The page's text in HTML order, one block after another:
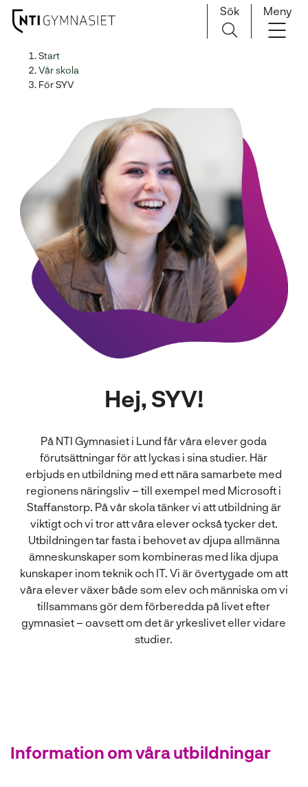
Huvudnavigation
Sök Meny
Start
Vår skola
För SYV
Hej, SYV!
På NTI Gymnasiet i Lund får våra elever goda
förutsättningar för att lyckas i sina studier. Här
erbjuds en utbildning med ett nära samarbete med
regionens näringsliv – till exempel med Microsoft i
Staffanstorp. På vår skola tänker vi att utbildning är
viktigt och vi tror att våra elever också tycker det.
Utbildningen tar fasta i behovet av djupa allmänna
ämneskunskaper som kombineras med lika djupa
kunskaper inom teknik och IT. Vi är övertygade om att
våra elever växer både som elev och människa om vi
tillsammans gör dem förberedda på livet efter
gymnasiet – oavsett om det är yrkeslivet eller vidare
studier.
Information om våra utbildningar